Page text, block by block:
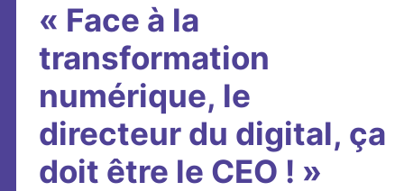
« Face à la
transformation
numérique, le
directeur du digital, ça
doit être le CEO ! »